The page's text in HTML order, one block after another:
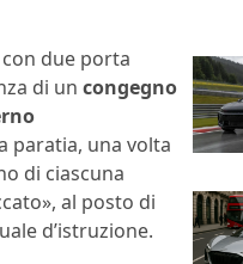
due porta
di un congegno
paratia, una volta
di ciascuna
al posto di
d’istruzione.